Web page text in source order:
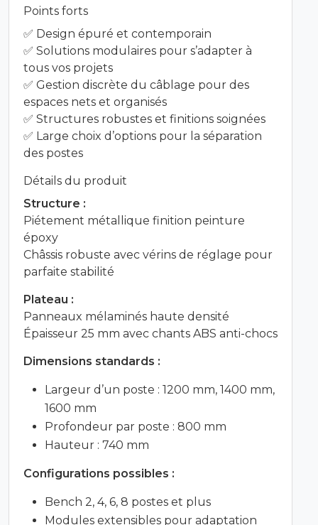
Points forts
✅ Design épuré et contemporain
✅ Solutions modulaires pour s’adapter à
tous vos projets
✅ Gestion discrète du câblage pour des
espaces nets et organisés
✅ Structures robustes et finitions soignées
✅ Large choix d’options pour la séparation
des postes
Détails du produit
Structure :
Piétement métallique finition peinture
époxy
Châssis robuste avec vérins de réglage pour
parfaite stabilité
Plateau :
Panneaux mélaminés haute densité
Épaisseur 25 mm avec chants ABS anti-chocs
Dimensions standards :
Largeur d’un poste : 1200 mm, 1400 mm,
1600 mm
Profondeur par poste : 800 mm
Hauteur : 740 mm
Configurations possibles :
Bench 2, 4, 6, 8 postes et plus
Modules extensibles pour adaptation